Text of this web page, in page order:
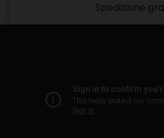
Spedizione